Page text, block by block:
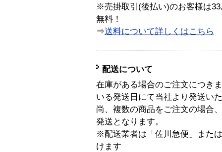
※売掛取引(後払い)のお客様は
無料！
⇒送料について詳しくはこちら
配送について
在庫がある場合のご注文につき
いる発送日にて当社より発送い
尚、複数の商品をご注文の場合
発送となります。
※配送業者は「佐川急便」また
けます